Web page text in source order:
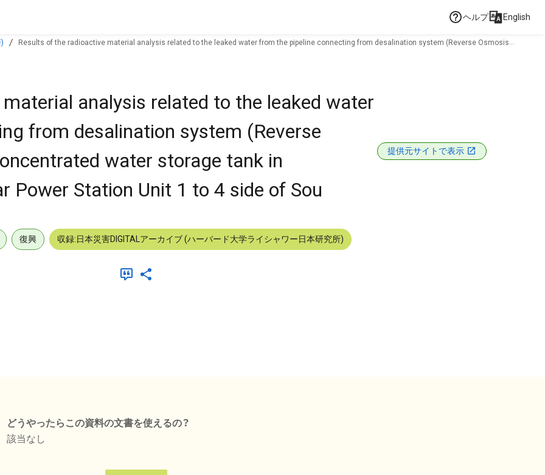
ヘルプ English
Results of the radioactive material analysis related to the leaked water from the pipeline connecting from desalination system (Reverse Osmosis
analysis related to the leaked water
from desalination system (Reverse
water storage tank in
Power Station Unit 1 to 4 side of Sou
提供元サイトで表示
復興 収録:日本災害DIGITALアーカイブ (ハーバード大学ライシャワー日本研究所)
どうやったらこの資料の文書を使えるの？
該当なし